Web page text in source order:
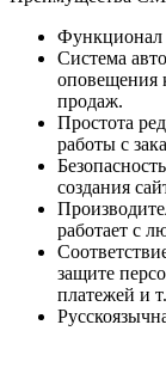
Функционал
Система
оповещения
продаж.
Простота
работы с
создания
работает с
защите
платежей и